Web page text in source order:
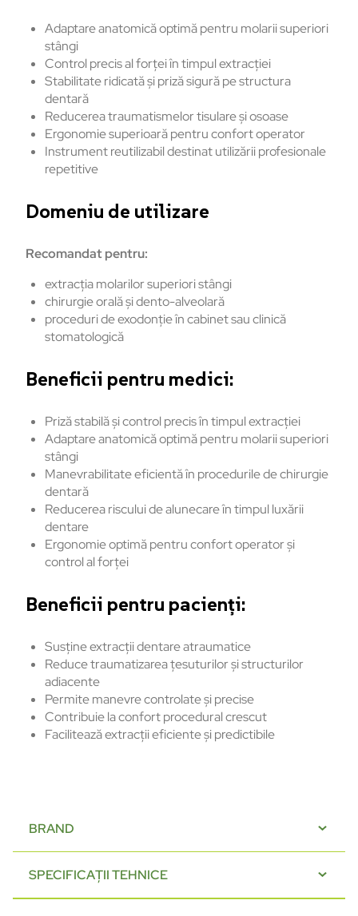
Adaptare anatomică optimă pentru molarii superiori
stângi
Control precis al forței în timpul extracției
Stabilitate ridicată și priză sigură pe structura
dentară
Reducerea traumatismelor tisulare și osoase
Ergonomie superioară pentru confort operator
Instrument reutilizabil destinat utilizării profesionale
repetitive
Domeniu de utilizare
Recomandat pentru:
extracția molarilor superiori stângi
chirurgie orală și dento-alveolară
proceduri de exodonție în cabinet sau clinică
stomatologică
Beneficii pentru medici:
Priză stabilă și control precis în timpul extracției
Adaptare anatomică optimă pentru molarii superiori
stângi
Manevrabilitate eficientă în procedurile de chirurgie
dentară
Reducerea riscului de alunecare în timpul luxării
dentare
Ergonomie optimă pentru confort operator și
control al forței
Beneficii pentru pacienți:
Susține extracții dentare atraumatice
Reduce traumatizarea țesuturilor și structurilor
adiacente
Permite manevre controlate și precise
Contribuie la confort procedural crescut
Facilitează extracții eficiente și predictibile
BRAND
SPECIFICAȚII TEHNICE